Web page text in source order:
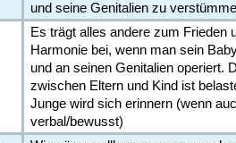
und seine Genitalien zu
Es trägt alles andere zum Frieden
Harmonie bei, wenn man sein
und an seinen Genitalien operiert.
zwischen Eltern und Kind ist
Junge wird sich erinnern (wenn
verbal/bewusst)